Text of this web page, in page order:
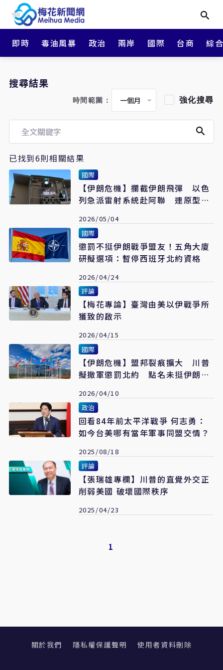
即時 毒油風暴 政治 兩岸 國際 台商 綜
搜尋結果
時間範圍： 強化搜尋
已找到6則相關結果
國際
【伊朗危機】攔截伊朗飛彈 以色
列急派雷射系統赴阿聯 連原型武
2026/05/04
國際
懲罰不挺伊朗戰爭盟友！五角大廈
研擬選項：暫停西班牙北約資格
2026/04/24
評論
【梅花專論】臺灣由美以伊戰爭所
獲致的啟示
2026/04/15
國際
【伊朗危機】盟邦裂痕擴大 川普
擬撤軍懲罰北約 點名未挺伊朗戰
2026/04/10
政治
回看84年前太平洋戰爭 何志勇：
如今台美哪有當年軍事同盟交情？
2025/08/18
評論
【張瑞雄專欄】川普的直覺外交正
削弱美國 破壞國際秩序
2025/04/23
1
關於我們 隱私權保護聲明 使用者資料刪除